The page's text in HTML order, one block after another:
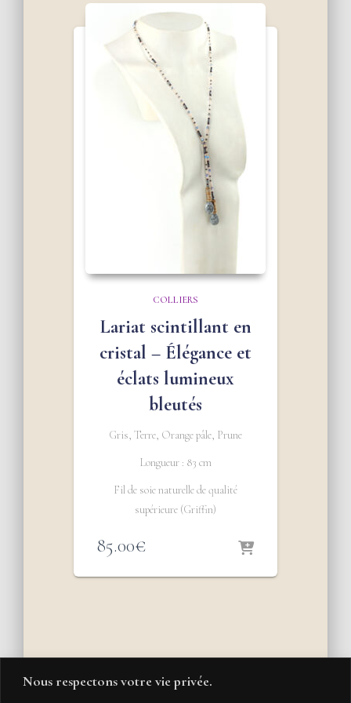
Nous respectons votre vie privée.
COLLIERS
Lariat scintillant en
cristal – Élégance et
éclats lumineux
bleutés
Gris, Terre, Orange pâle, Prune
Longueur : 83 cm
Fil de soie naturelle de qualité
supérieure (Griffin)
85.00€